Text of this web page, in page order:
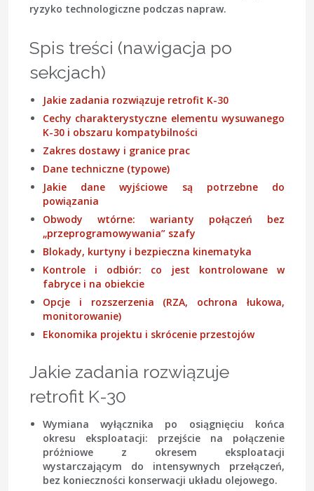
ryzyko technologiczne podczas napraw.
Spis treści (nawigacja po
sekcjach)
Jakie zadania rozwiązuje retrofit K-30
Cechy charakterystyczne elementu wysuwanego
K-30 i obszaru kompatybilności
Zakres dostawy i granice prac
Dane techniczne (typowe)
Jakie dane wyjściowe są potrzebne do
powiązania
Obwody wtórne: warianty połączeń bez
„przeprogramowywania” szafy
Blokady, kurtyny i bezpieczna kinematyka
Kontrole i odbiór: co jest kontrolowane w
fabryce i na obiekcie
Opcje i rozszerzenia (RZA, ochrona łukowa,
monitorowanie)
Ekonomika projektu i skrócenie przestojów
Jakie zadania rozwiązuje
retrofit K-30
Wymiana wyłącznika po osiągnięciu końca
okresu eksploatacji: przejście na połączenie
próżniowe z okresem eksploatacji
wystarczającym do intensywnych przełączeń,
bez konieczności konserwacji układu olejowego.